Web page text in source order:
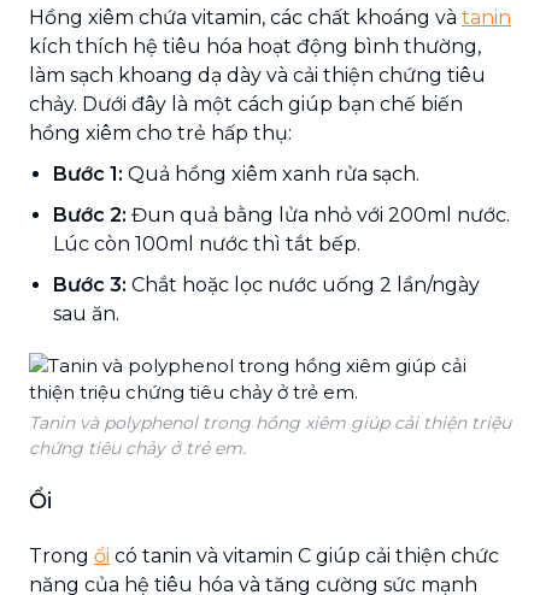
Hồng xiêm chứa vitamin, các chất khoáng và tanin
kích thích hệ tiêu hóa hoạt động bình thường,
làm sạch khoang dạ dày và cải thiện chứng tiêu
chảy. Dưới đây là một cách giúp bạn chế biến
hồng xiêm cho trẻ hấp thụ:
Bước 1: Quả hồng xiêm xanh rửa sạch.
Bước 2: Đun quả bằng lửa nhỏ với 200ml nước.
Lúc còn 100ml nước thì tắt bếp.
Bước 3: Chắt hoặc lọc nước uống 2 lần/ngày
sau ăn.
Tanin và polyphenol trong hồng xiêm giúp cải thiện triệu
chứng tiêu chảy ở trẻ em.
Ổi
Trong ổi có tanin và vitamin C giúp cải thiện chức
năng của hệ tiêu hóa và tăng cường sức mạnh